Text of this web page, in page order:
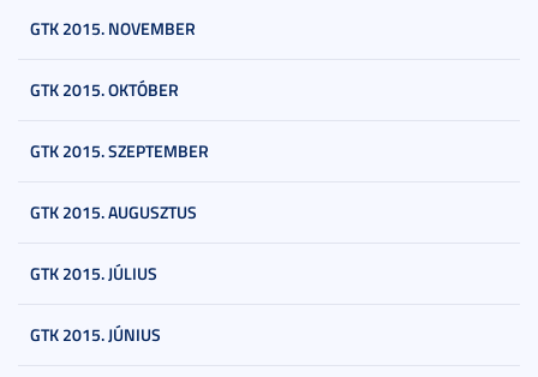
GTK 2015. NOVEMBER
GTK 2015. OKTÓBER
GTK 2015. SZEPTEMBER
GTK 2015. AUGUSZTUS
GTK 2015. JÚLIUS
GTK 2015. JÚNIUS